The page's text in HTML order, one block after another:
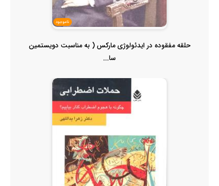
ناموجود
حلقه مفقوده در ایدئولوژی مارکس ( به مناسبت دویستمین
سا...